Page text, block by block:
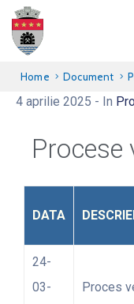
Primăria
Teliucu
Inferior
Consiliul
publice
Transparență
Integritate
Home Document
4 aprilie 2025 - In
Procese
DATA
24-
03-
Proces